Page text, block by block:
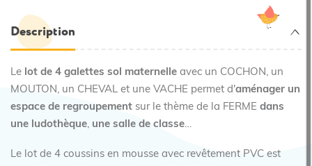
Description
Le lot de 4 galettes sol maternelle avec un COCHON, un
MOUTON, un CHEVAL et une VACHE permet d'aménager un
espace de regroupement sur le thème de la FERME dans
une ludothèque, une salle de classe…
Le lot de 4 coussins en mousse avec revêtement PVC est